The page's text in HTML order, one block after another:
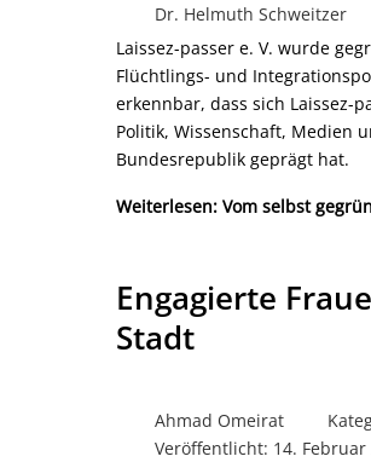
Dr. Helmuth Schweitzer
Laissez-passer e. V. wurde
Flüchtlings- und
erkennbar, dass sich Laissez-
Politik, Wissenschaft, Medien
Bundesrepublik geprägt hat.
Weiterlesen: Vom selbst
Engagierte
Stadt
Ahmad Omeirat
Veröffentlicht: 14. Februar